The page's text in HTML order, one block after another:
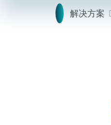
Home
解决方案